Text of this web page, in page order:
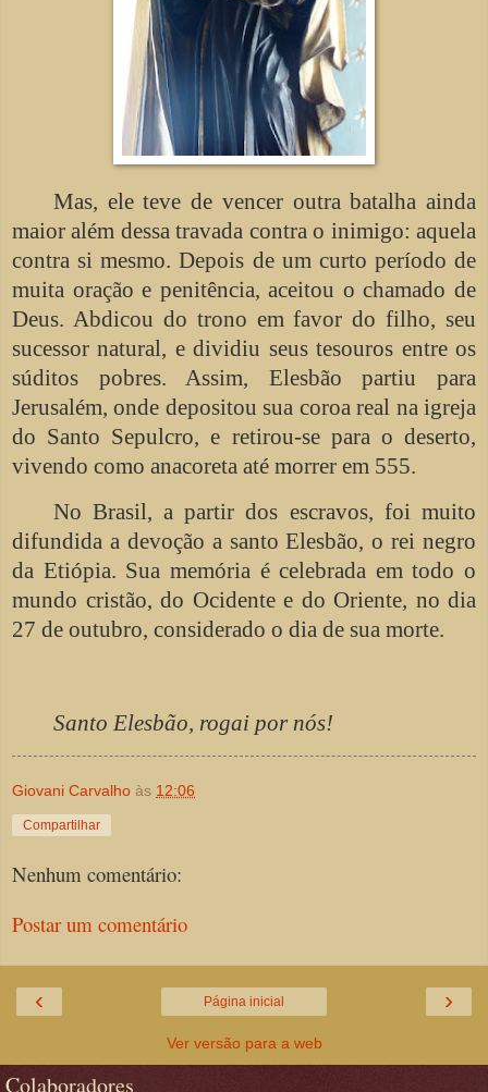
Mas, ele teve de vencer outra batalha ainda
maior além dessa travada contra o inimigo: aquela
contra si mesmo. Depois de um curto período de
muita oração e penitência, aceitou o chamado de
Deus. Abdicou do trono em favor do filho, seu
sucessor natural, e dividiu seus tesouros entre os
súditos pobres. Assim, Elesbão partiu para
Jerusalém, onde depositou sua coroa real na igreja
do Santo Sepulcro, e retirou-se para o deserto,
vivendo como anacoreta até morrer em 555.
No Brasil, a partir dos escravos, foi muito
difundida a devoção a santo Elesbão, o rei negro
da Etiópia. Sua memória é celebrada em todo o
mundo cristão, do Ocidente e do Oriente, no dia
27 de outubro, considerado o dia de sua morte.
Santo Elesbão, rogai por nós!
Giovani Carvalho às 12:06
Compartilhar
Nenhum comentário:
Postar um comentário
‹ ›
Página inicial
Ver versão para a web
Colaboradores